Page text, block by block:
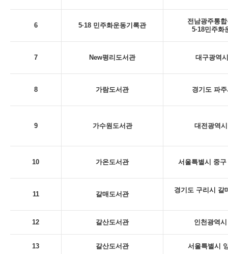
6 5·18 민주화운동기록관
전남광주통
5·18민주화
7 New평리도서관 대구광역
8 가람도서관 경기도 파
9 가수원도서관 대전광역
10 가온도서관 서울특별시 중
11 갈매도서관
경기도 구리시 갈
12 갈산도서관 인천광역
13 갈산도서관 서울특별시